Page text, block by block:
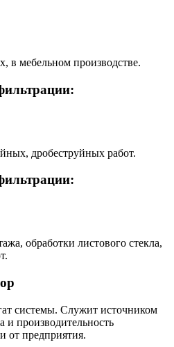
в мебельном производстве.
дробеструйных работ.
обработки листового стекла,
системы. Служит источником
и производительность
от предприятия.